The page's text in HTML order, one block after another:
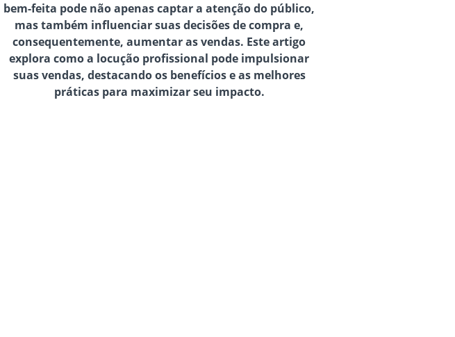
bem-feita pode não apenas captar a atenção do público,
mas também influenciar suas decisões de compra e,
consequentemente, aumentar as vendas. Este artigo
explora como a locução profissional pode impulsionar
suas vendas, destacando os benefícios e as melhores
práticas para maximizar seu impacto.